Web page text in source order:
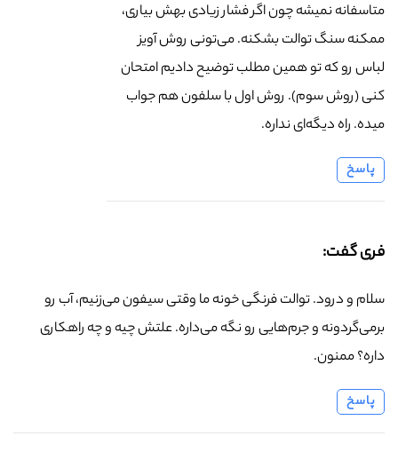
متاسفانه نمیشه چون اگر فشار زیادی بهش بیاری،
ممکنه سنگ توالت بشکنه. می‌تونی روش آویز
لباس رو که تو همین مطلب توضیح دادیم امتحان
کنی (روش سوم). روش اول با سلفون هم جواب
میده. راه دیگه‌ای نداره.
پاسخ
فری گفت:
سلام و درود. توالت فرنگی خونه ما وقتی سیفون می‌زنیم، آب رو
برمی‌گردونه و جرم‌هایی رو نگه می‌داره. علتش چیه و چه راهکاری
داره؟ ممنون.
پاسخ